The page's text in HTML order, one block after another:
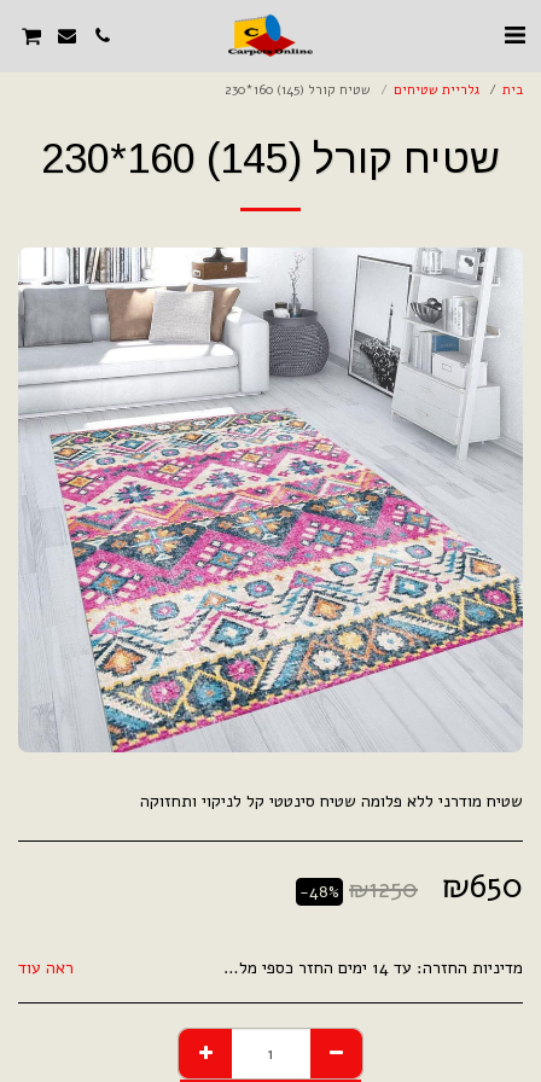
בית גלריית שטיחים שטיח קורל (145) 160*230
שטיח קורל (145) 160*230
שטיח מודרני ללא פלומה שטיח סינטטי קל לניקוי ותחזוקה
₪650
₪1250
-48%
מדיניות החזרה: עד 14 ימים החזר כספי מלא . ראה עוד